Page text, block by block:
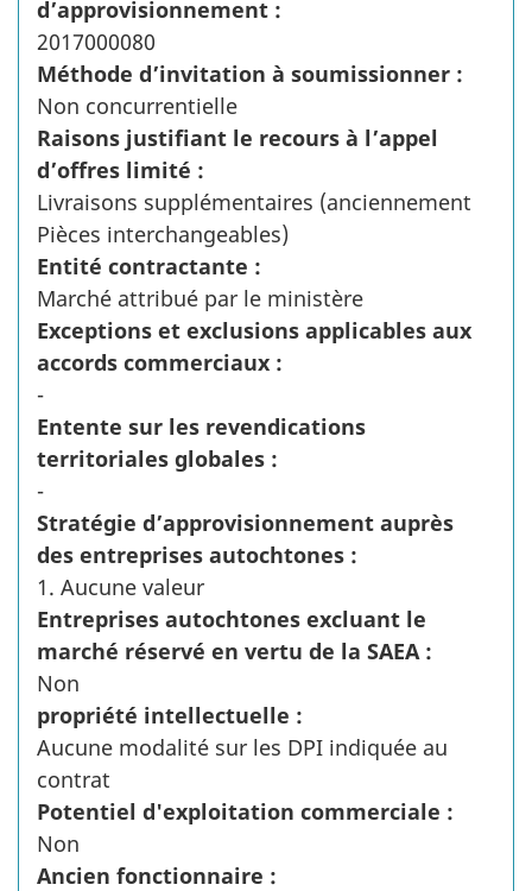
d’approvisionnement :
2017000080
Méthode d’invitation à soumissionner :
Non concurrentielle
Raisons justifiant le recours à l’appel
d’offres limité :
Livraisons supplémentaires (anciennement
Pièces interchangeables)
Entité contractante :
Marché attribué par le ministère
Exceptions et exclusions applicables aux
accords commerciaux :
-
Entente sur les revendications
territoriales globales :
-
Stratégie d’approvisionnement auprès
des entreprises autochtones :
1. Aucune valeur
Entreprises autochtones excluant le
marché réservé en vertu de la SAEA :
Non
propriété intellectuelle :
Aucune modalité sur les DPI indiquée au
contrat
Potentiel d'exploitation commerciale :
Non
Ancien fonctionnaire :